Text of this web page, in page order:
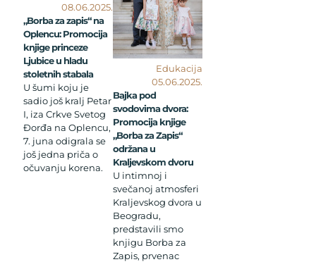
08.06.2025.
„Borba za zapis“ na
Oplencu: Promocija
knjige princeze
Ljubice u hladu
stoletnih stabala
U šumi koju je
sadio još kralj Petar
I, iza Crkve Svetog
Đorđa na Oplencu,
7. juna odigrala se
još jedna priča o
očuvanju korena.
Edukacija
05.06.2025.
Bajka pod
svodovima dvora:
Promocija knjige
„Borba za Zapis“
održana u
Kraljevskom dvoru
U intimnoj i
svečanoj atmosferi
Kraljevskog dvora u
Beogradu,
predstavili smo
knjigu Borba za
Zapis, prvenac